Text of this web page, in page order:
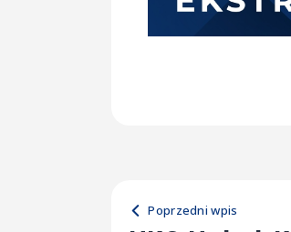
Poprzedni wpis